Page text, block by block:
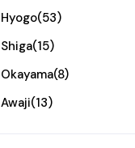
Hyogo(53)
Shiga(15)
Okayama(8)
Awaji(13)